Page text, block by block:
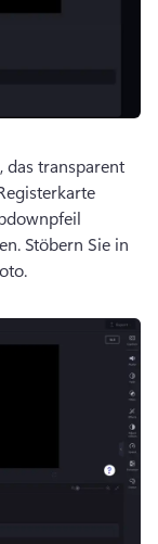
das transparent
Stöbern Sie in